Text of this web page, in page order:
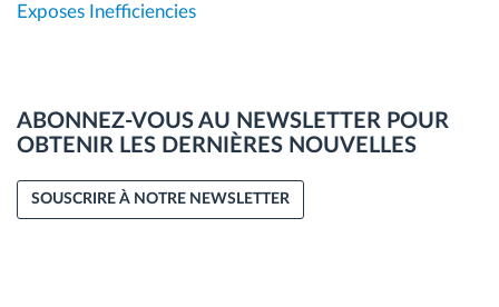
Exposes Inefficiencies
ABONNEZ-VOUS AU NEWSLETTER POUR
OBTENIR LES DERNIÈRES NOUVELLES
SOUSCRIRE À NOTRE NEWSLETTER